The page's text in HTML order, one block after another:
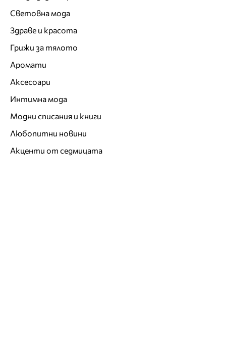
Световна мода
Здраве и красота
Грижи за тялото
Аромати
Аксесоари
Интимна мода
Модни списания и книги
Любопитни новини
Акценти от седмицата